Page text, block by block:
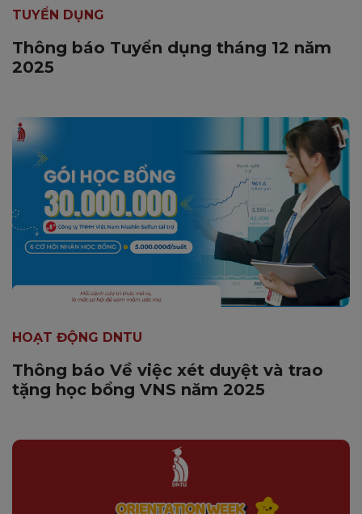
TUYỂN DỤNG
Thông báo Tuyển dụng tháng 12 năm
2025
HOẠT ĐỘNG DNTU
Thông báo Về việc xét duyệt và trao
tặng học bổng VNS năm 2025